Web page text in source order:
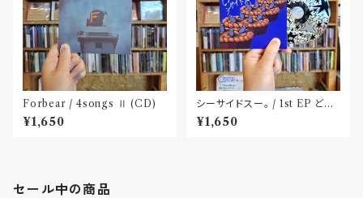
Forbear / 4songs Ⅱ (CD)
¥1,650
シーサイドスー。 / 1st EP どう
か健やかに！(CD)〝静岡県三島
市〟
¥1,650
セール中の商品